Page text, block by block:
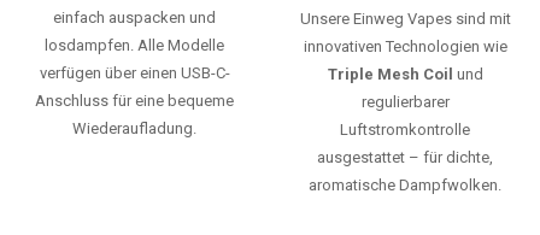
einfach auspacken und
losdampfen. Alle Modelle
verfügen über einen USB-C-
Anschluss für eine bequeme
Wiederaufladung.
Unsere Einweg Vapes sind mit
innovativen Technologien wie
Triple Mesh Coil und
regulierbarer
Luftstromkontrolle
ausgestattet – für dichte,
aromatische Dampfwolken.